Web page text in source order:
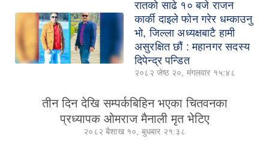
रातको साढे १० बजे राजन
कार्की दाइले फोन गरेर धम्काउनु
भो, जिल्ला अध्यक्षबाटै हामी
असुरक्षित छौं : महानगर सदस्य
दिपेन्द्र पन्डित
२०८२ जेष्ठ २०, मंगलवार १५:४८
तीन दिन देखि सम्पर्कबिहिन भएका चितवनका
प्रध्यापक ओमराज मैनाली मृत भेटिए
२०८२ बैशाख १०, बुधबार २१:३८